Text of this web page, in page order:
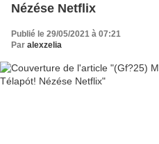
Nézése Netflix
Publié le 29/05/2021 à 07:21
Par alexzelia